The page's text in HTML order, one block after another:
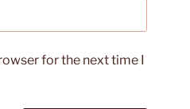
for the next time I